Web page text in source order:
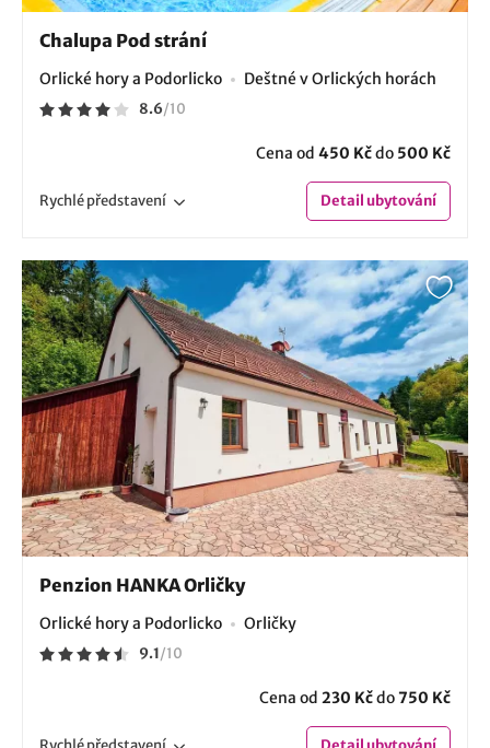
Chalupa Pod strání
Orlické hory a Podorlicko Deštné v Orlických horách
8.6/10
Cena od 450 Kčdo 500 Kč
Rychlépředstavení Detailubytování
Penzion HANKA Orličky
Orlické hory a Podorlicko Orličky
9.1/10
Cena od 230 Kčdo750 Kč